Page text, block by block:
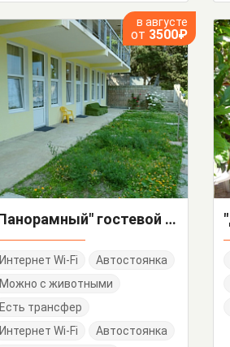
в августе
от 3500₽
"Панорамный" гостевой дом
Интернет Wi-Fi
Автостоянка
Можно с животными
Есть трансфер
Интернет Wi-Fi
Автостоянка